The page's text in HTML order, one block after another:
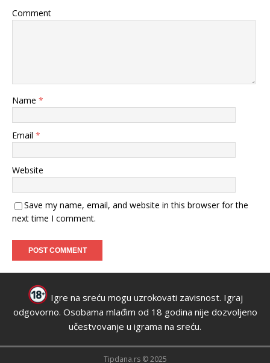
Comment
Name *
Email *
Website
Save my name, email, and website in this browser for the
next time I comment.
Igre na sreću mogu uzrokovati zavisnost. Igraj
odgovorno. Osobama mlađim od 18 godina nije dozvoljeno
učestvovanje u igrama na sreću.
Tipdana.rs © 2025